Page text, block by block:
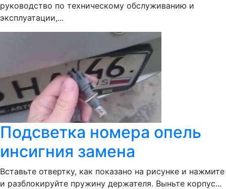
руководство по техническому обслуживанию и
эксплуатации,...
Подсветка номера опель
инсигния замена
Вставьте отвертку, как показано на рисунке и нажмите
и разблокируйте пружину держателя. Выньте корпус...